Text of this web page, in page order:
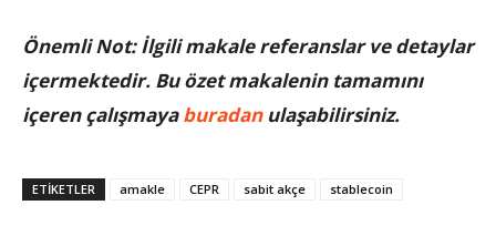
Önemli Not: İlgili makale referanslar ve detaylar
içermektedir. Bu özet makalenin tamamını
içeren çalışmayaburadanulaşabilirsiniz.
ETIKETLER amakle CEPR sabit akçe stablecoin